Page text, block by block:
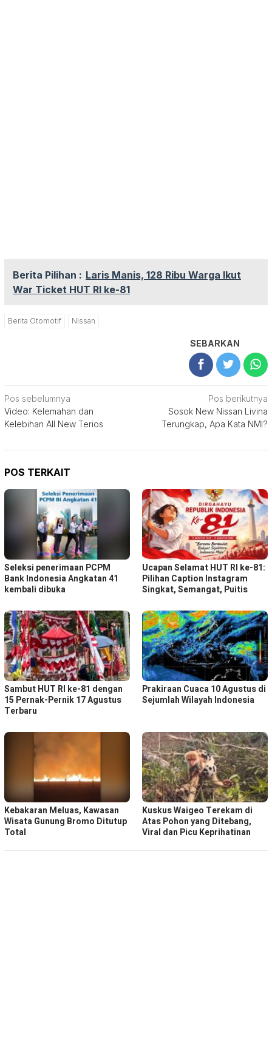
Berita Pilihan : Laris Manis, 128 Ribu Warga Ikut
War Ticket HUT RI ke-81
Berita Otomotif Nissan
SEBARKAN
Navigasi
pos
Pos sebelumnya
Video: Kelemahan dan
Kelebihan All New Terios
Pos berikutnya
Sosok New Nissan Livina
Terungkap, Apa Kata NMI?
POS TERKAIT
Seleksi penerimaan PCPM
Bank Indonesia Angkatan 41
kembali dibuka
Ucapan Selamat HUT RI ke-81:
Pilihan Caption Instagram
Singkat, Semangat, Puitis
Sambut HUT RI ke-81 dengan
15 Pernak-Pernik 17 Agustus
Terbaru
Prakiraan Cuaca 10 Agustus di
Sejumlah Wilayah Indonesia
Kebakaran Meluas, Kawasan
Wisata Gunung Bromo Ditutup
Total
Kuskus Waigeo Terekam di
Atas Pohon yang Ditebang,
Viral dan Picu Keprihatinan